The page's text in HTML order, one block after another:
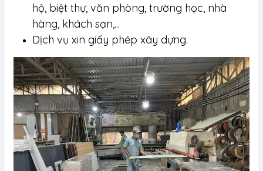
hộ, biệt thự, văn phòng, trường học, nhà
hàng, khách sạn,...
Dịch vụ xin giấy phép xây dựng.